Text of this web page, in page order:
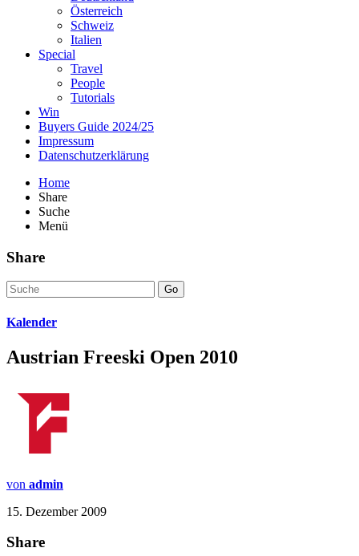
Österreich
Schweiz
Italien
Special
Travel
People
Tutorials
Win
Buyers Guide 2024/25
Impressum
Datenschutzerklärung
Home
Share
Suche
Menü
Share
Go
Kalender
Austrian Freeski Open 2010
von admin
15. Dezember 2009
Share